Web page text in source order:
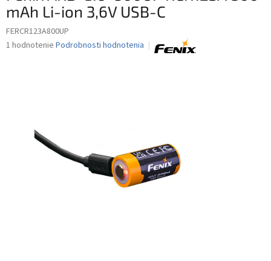
mAh Li-ion 3,6V USB-C
FERCR123A800UP
Priemerné
1 hodnotenie Podrobnosti hodnotenia